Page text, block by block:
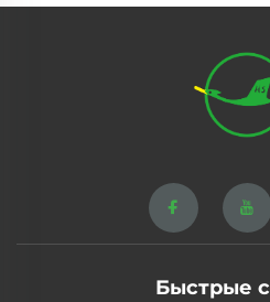
Быстрые